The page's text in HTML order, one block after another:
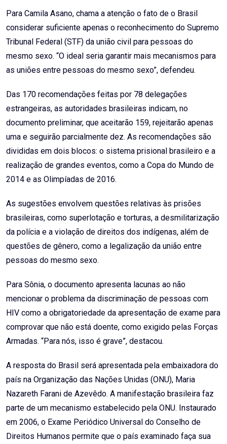
Para Camila Asano, chama a atenção o fato de o Brasil
considerar suficiente apenas o reconhecimento do Supremo
Tribunal Federal (STF) da união civil para pessoas do
mesmo sexo. “O ideal seria garantir mais mecanismos para
as uniões entre pessoas do mesmo sexo”, defendeu.
Das 170 recomendações feitas por 78 delegações
estrangeiras, as autoridades brasileiras indicam, no
documento preliminar, que aceitarão 159, rejeitarão apenas
uma e seguirão parcialmente dez. As recomendações são
divididas em dois blocos: o sistema prisional brasileiro e a
realização de grandes eventos, como a Copa do Mundo de
2014 e as Olimpíadas de 2016.
As sugestões envolvem questões relativas às prisões
brasileiras, como superlotação e torturas, a desmilitarização
da polícia e a violação de direitos dos indígenas, além de
questões de gênero, como a legalização da união entre
pessoas do mesmo sexo.
Para Sônia, o documento apresenta lacunas ao não
mencionar o problema da discriminação de pessoas com
HIV como a obrigatoriedade da apresentação de exame para
comprovar que não está doente, como exigido pelas Forças
Armadas. “Para nós, isso é grave”, destacou.
A resposta do Brasil será apresentada pela embaixadora do
país na Organização das Nações Unidas (ONU), Maria
Nazareth Farani de Azevêdo. A manifestação brasileira faz
parte de um mecanismo estabelecido pela ONU. Instaurado
em 2006, o Exame Periódico Universal do Conselho de
Direitos Humanos permite que o país examinado faça sua